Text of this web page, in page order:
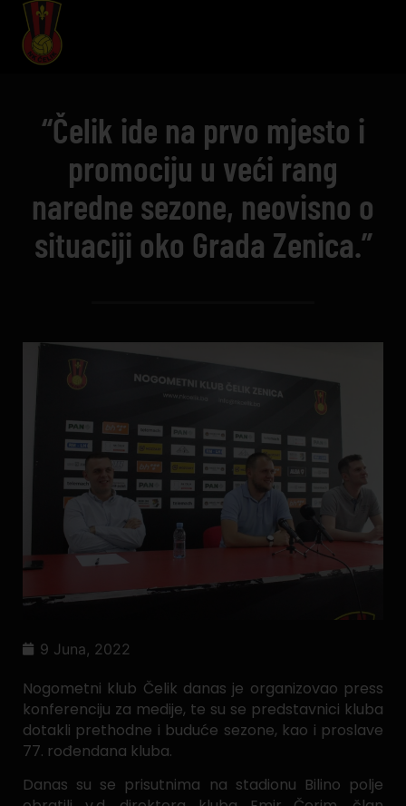
“Čelik ide na prvo mjesto i
promociju u veći rang
naredne sezone, neovisno o
situaciji oko Grada Zenica.”
9 Juna, 2022
Nogometni klub Čelik danas je organizovao press
konferenciju za medije, te su se predstavnici kluba
dotakli prethodne i buduće sezone, kao i proslave
77. rođendana kluba.
Danas su se prisutnima na stadionu Bilino polje